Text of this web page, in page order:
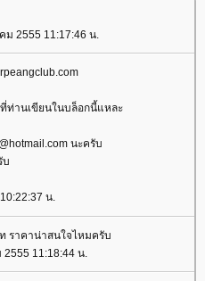
ม 2555 11:17:46 น.
ที่ท่านเขียนในบล็อกนี้แหละ
นะครับ
บ
น.
ราคาน่าสนใจไหมครับ
11:18:44 น.